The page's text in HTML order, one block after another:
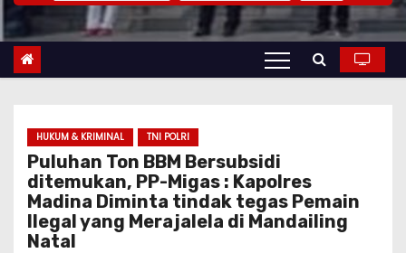
HUKUM & KRIMINAL TNI POLRI
Puluhan Ton BBM Bersubsidi
ditemukan, PP-Migas : Kapolres
Madina Diminta tindak tegas Pemain
Ilegal yang Merajalela di Mandailing
Natal